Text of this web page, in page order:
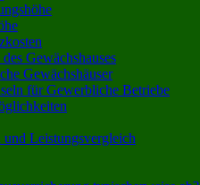
Gewächshauses
Gewächshäuser
für Gewerbliche Betriebe
Leistungsvergleich